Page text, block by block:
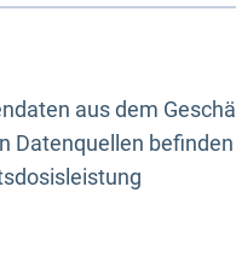
aus dem
Datenquellen befinden